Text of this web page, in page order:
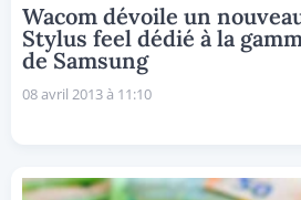
Wacom dévoile un
Stylus feel dédié à la
de Samsung
08 avril 2013 à 11:10